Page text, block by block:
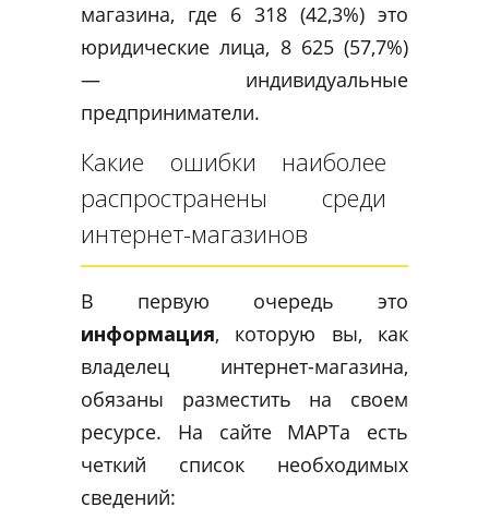
магазина, где 6 318 (42,3%) это
юридические лица, 8 625 (57,7%)
— индивидуальные
предприниматели.
Какие ошибки наиболее
распространены среди
интернет-магазинов
В первую очередь это
информация, которую вы, как
владелец интернет-магазина,
обязаны разместить на своем
ресурсе. На сайте МАРТа есть
четкий список необходимых
сведений: